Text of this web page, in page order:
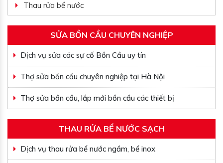
Thau rửa bể nước
SỬA BỒN CẦU CHUYÊN NGHIỆP
Dịch vụ sửa các sự cố Bồn Cầu uy tín
Thợ sửa bồn cầu chuyên nghiệp tại Hà Nội
Thợ sửa bồn cầu, lắp mới bồn cầu các thiết bị
THAU RỬA BỂ NƯỚC SẠCH
Dịch vụ thau rửa bể nước ngầm, bể inox